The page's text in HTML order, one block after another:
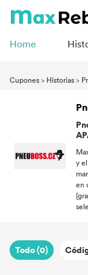
Home
Cupones> Historias>
y
en
de
Todo (0)